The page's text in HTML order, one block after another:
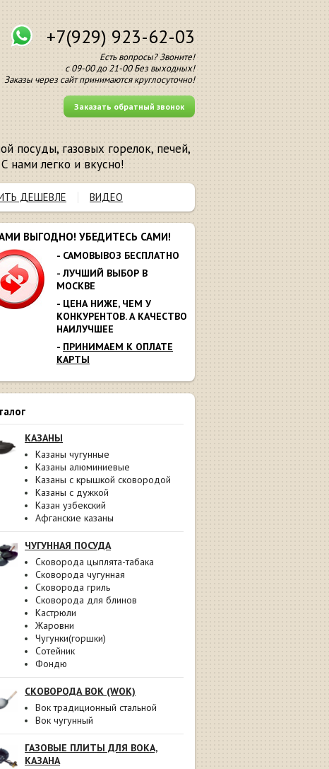
+7(929) 923-62-03
Есть вопросы? Звоните!
с 09-00 до 21-00 Без выходных!
Заказы через сайт принимаются круглосуточно!
Заказать обратный звонок
посуды, газовых горелок, печей,
нами легко и вкусно!
ДЕШЕВЛЕ ВИДЕО
ВЫГОДНО! УБЕДИТЕСЬ САМИ!
- САМОВЫВОЗ БЕСПЛАТНО
- ЛУЧШИЙ ВЫБОР В
МОСКВЕ
- ЦЕНА НИЖЕ, ЧЕМ У
КОНКУРЕНТОВ. А КАЧЕСТВО
НАИЛУЧШЕЕ
- ПРИНИМАЕМ К ОПЛАТЕ
КАРТЫ
КАЗАНЫ
Казаны чугунные
Казаны алюминиевые
Казаны с крышкой сковородой
Казаны с дужкой
Казан узбекский
Афганские казаны
ЧУГУННАЯ ПОСУДА
Сковорода цыплята-табака
Сковорода чугунная
Сковорода гриль
Сковорода для блинов
Кастрюли
Жаровни
Чугунки(горшки)
Сотейник
Фондю
СКОВОРОДА ВОК (WOK)
Вок традиционный стальной
Вок чугунный
ГАЗОВЫЕ ПЛИТЫ ДЛЯ ВОКА,
КАЗАНА